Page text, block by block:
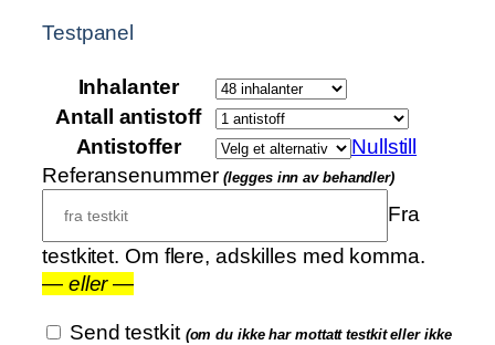
4
2
0
Testpanel
Inhalanter
Antall antistoff
Antistoffer
Nullstill
Referansenummer(legges inn av behandler)
Fra
testkitet. Om flere, adskilles med komma.
— eller—
Send testkit (om du ikke har mottatt testkit eller ikke